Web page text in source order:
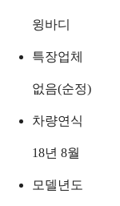
윙바디
특장업체
없음(순정)
차량연식
18년 8월
모델년도